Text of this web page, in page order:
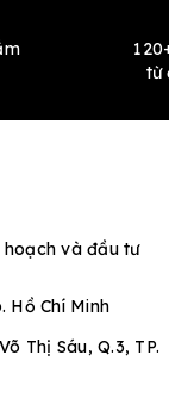
từ
hoạch và đầu tư
Hồ Chí Minh
Thị Sáu, Q.3, TP.